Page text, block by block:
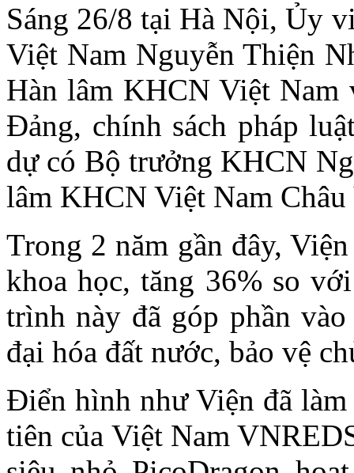
Sáng 26/8 tại Hà Nội, Ủy
Việt Nam Nguyễn Thiện
Hàn lâm KHCN Việt Nam
Đảng, chính sách pháp
dự có Bộ trưởng KHCN
lâm KHCN Việt Nam
Trong 2 năm gần đây,
khoa học, tăng 36% so
trình này đã góp phần
đại hóa đất nước, bảo vệ
Điển hình như Viện đã
tiên của Việt Nam